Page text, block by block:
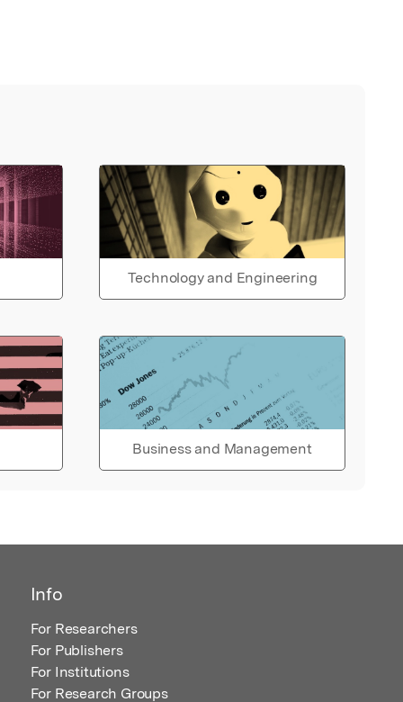
Technology and Engineering
Business and Management
Info
For Researchers
For Publishers
For Institutions
For Research Groups